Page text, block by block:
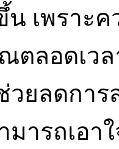
เพราะ
ตลอดเว
ยลดการ
ารถเอา